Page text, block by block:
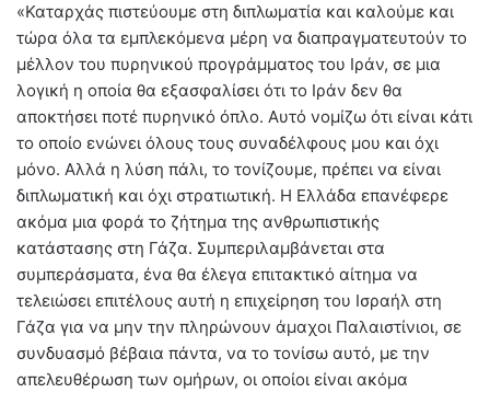
«Καταρχάς πιστεύουμε στη διπλωματία και καλούμε και
τώρα όλα τα εμπλεκόμενα μέρη να διαπραγματευτούν το
μέλλον του πυρηνικού προγράμματος του Ιράν, σε μια
λογική η οποία θα εξασφαλίσει ότι το Ιράν δεν θα
αποκτήσει ποτέ πυρηνικό όπλο. Αυτό νομίζω ότι είναι κάτι
το οποίο ενώνει όλους τους συναδέλφους μου και όχι
μόνο. Αλλά η λύση πάλι, το τονίζουμε, πρέπει να είναι
διπλωματική και όχι στρατιωτική. Η Ελλάδα επανέφερε
ακόμα μια φορά το ζήτημα της ανθρωπιστικής
κατάστασης στη Γάζα. Συμπεριλαμβάνεται στα
συμπεράσματα, ένα θα έλεγα επιτακτικό αίτημα να
τελειώσει επιτέλους αυτή η επιχείρηση του Ισραήλ στη
Γάζα για να μην την πληρώνουν άμαχοι Παλαιστίνιοι, σε
συνδυασμό βέβαια πάντα, να το τονίσω αυτό, με την
απελευθέρωση των ομήρων, οι οποίοι είναι ακόμα